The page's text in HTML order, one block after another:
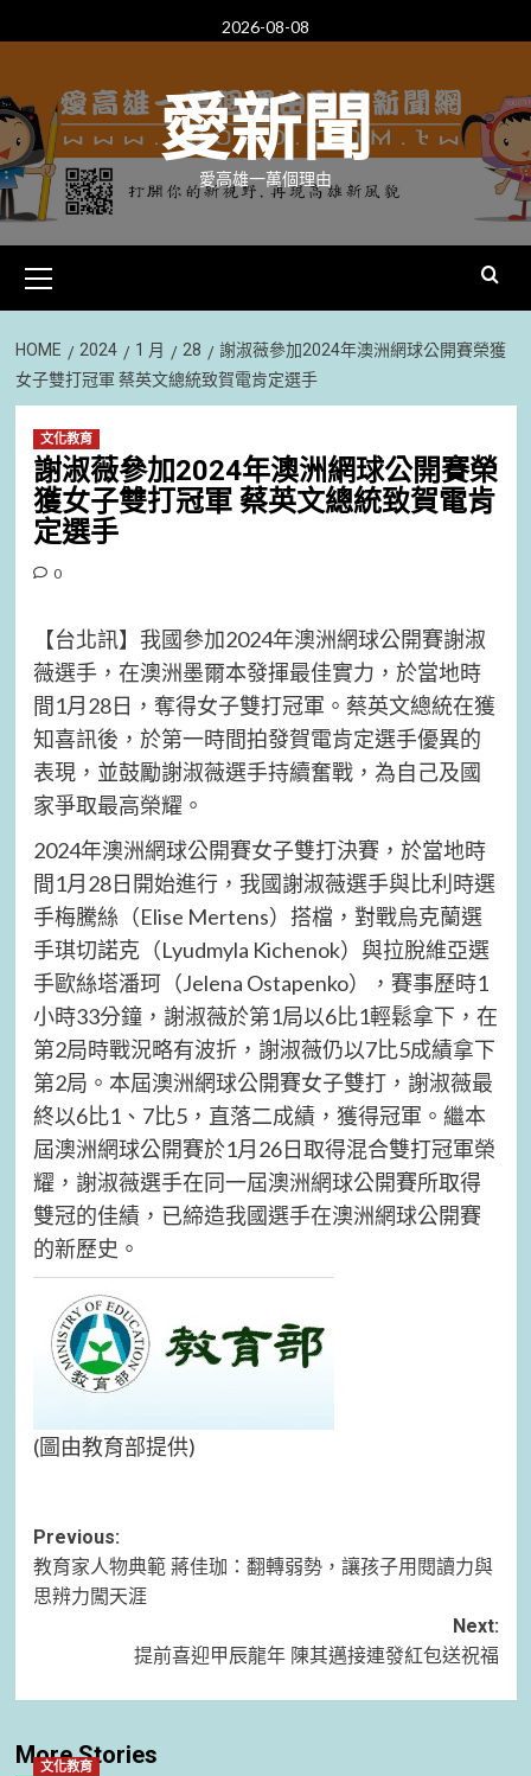
to
2026-08-08
愛新聞
愛高雄一萬個理由
Menu
HOME 2024 1 月 28
謝淑薇參加2024年澳洲網球公開賽榮獲
女子雙打冠軍 蔡英文總統致賀電肯定選手
文化教育
謝淑薇參加2024年澳洲網球公開賽榮
獲女子雙打冠軍 蔡英文總統致賀電肯
定選手
0
【台北訊】我國參加2024年澳洲網球公開賽謝淑
薇選手，在澳洲墨爾本發揮最佳實力，於當地時
間1月28日，奪得女子雙打冠軍。蔡英文總統在獲
知喜訊後，於第一時間拍發賀電肯定選手優異的
表現，並鼓勵謝淑薇選手持續奮戰，為自己及國
家爭取最高榮耀。
2024年澳洲網球公開賽女子雙打決賽，於當地時
間1月28日開始進行，我國謝淑薇選手與比利時選
手梅騰絲（Elise Mertens）搭檔，對戰烏克蘭選
手琪切諾克（Lyudmyla Kichenok）與拉脫維亞選
手歐絲塔潘珂（Jelena Ostapenko），賽事歷時1
小時33分鐘，謝淑薇於第1局以6比1輕鬆拿下，在
第2局時戰況略有波折，謝淑薇仍以7比5成績拿下
第2局。本屆澳洲網球公開賽女子雙打，謝淑薇最
終以6比1、7比5，直落二成績，獲得冠軍。繼本
屆澳洲網球公開賽於1月26日取得混合雙打冠軍榮
耀，謝淑薇選手在同一屆澳洲網球公開賽所取得
雙冠的佳績，已締造我國選手在澳洲網球公開賽
的新歷史。
(圖由教育部提供)
Post
navigation
Previous:
教育家人物典範 蔣佳珈：翻轉弱勢，讓孩子用閱讀力與
思辨力闖天涯
Next:
提前喜迎甲辰龍年 陳其邁接連發紅包送祝福
More Stories
文化教育